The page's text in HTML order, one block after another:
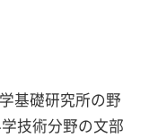
基礎研究所の野
技術分野の文部